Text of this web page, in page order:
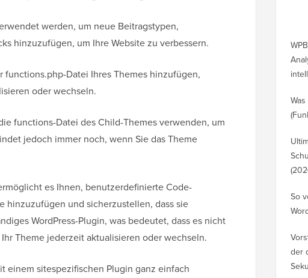
werden, um neue Beitragstypen,
hinzuzufügen, um Ihre Website zu verbessern.
Datei Ihres Themes hinzufügen,
oder wechseln.
functions-Datei des Child-Themes verwenden, um
jedoch immer noch, wenn Sie das Theme
es Ihnen, benutzerdefinierte Code-
hinzuzufügen und sicherzustellen, dass sie
WordPress-Plugin, was bedeutet, dass es nicht
Theme jederzeit aktualisieren oder wechseln.
einem sitespezifischen Plugin ganz einfach
So
der